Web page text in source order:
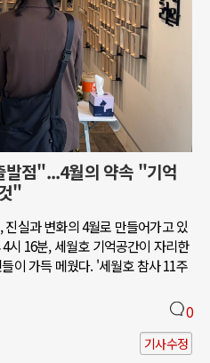
발점"...4월의 약속 "기억
"
실과 변화의 4월로 만들어가고 있
시 16분, 세월호 기억공간이 자리한
이 가득 메웠다. '세월호 참사 11주
0
기사수정